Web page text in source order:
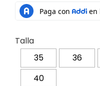
Talla
35
36
40